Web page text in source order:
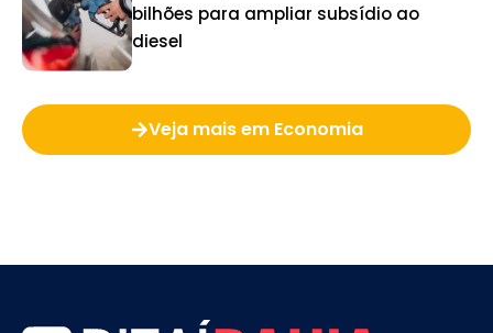
bilhões para ampliar subsídio ao
diesel
Veja mais em Economia